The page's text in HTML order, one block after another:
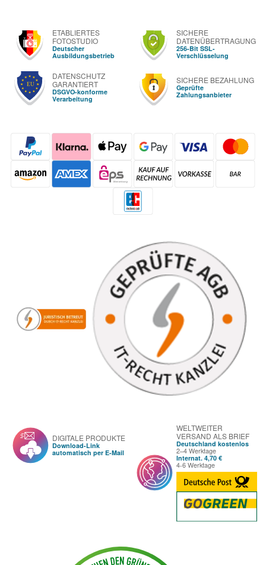
ETABLIERTES
FOTOSTUDIO
Deutscher
Ausbildungsbetrieb
SICHERE
DATENÜBERTRAGUNG
256-Bit SSL-
Verschlüsselung
DATENSCHUTZ
GARANTIERT
DSGVO-konforme
Verarbeitung
SICHERE BEZAHLUNG
Geprüfte
Zahlungsanbieter
DIGITALE PRODUKTE
Download-Link
automatisch per E-Mail
WELTWEITER
VERSAND ALS BRIEF
Deutschland kostenlos
2–4 Werktage
Internat. 4,70 €
4-6 Werktage